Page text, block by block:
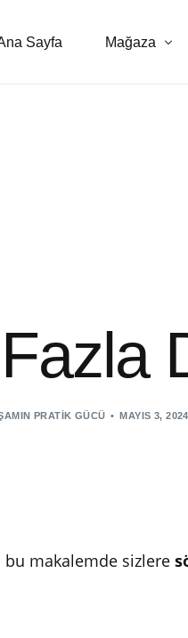
Sayfa Mağaza
PRATIK GÜCÜ MAYIS 3, 2024
makalemde sizlere